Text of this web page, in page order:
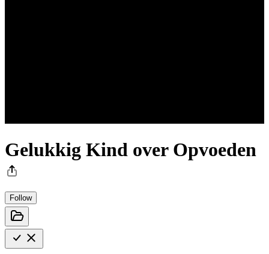
Gelukkig Kind over Opvoeden
Follow